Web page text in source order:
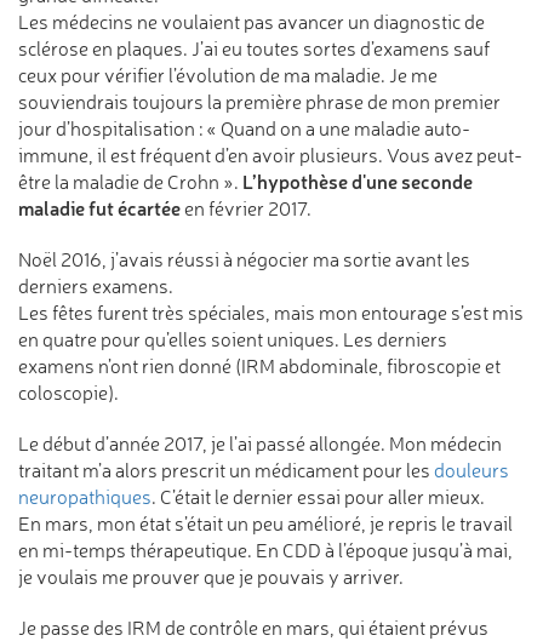
Les médecins ne voulaient pas avancer un diagnostic de
sclérose en plaques. J’ai eu toutes sortes d’examens sauf
ceux pour vérifier l’évolution de ma maladie. Je me
souviendrais toujours la première phrase de mon premier
jour d’hospitalisation : « Quand on a une maladie auto-
immune, il est fréquent d’en avoir plusieurs. Vous avez peut-
être la maladie de Crohn ». L’hypothèse d'une seconde
maladie fut écartéeen février 2017.
Noël 2016, j’avais réussi à négocier ma sortie avant les
derniers examens.
Les fêtes furent très spéciales, mais mon entourage s’est mis
en quatre pour qu’elles soient uniques. Les derniers
examens n’ont rien donné (IRM abdominale, fibroscopie et
coloscopie).
Le début d’année 2017, je l’ai passé allongée. Mon médecin
traitant m’a alors prescrit un médicament pour les douleurs
neuropathiques. C’était le dernier essai pour aller mieux.
En mars, mon état s’était un peu amélioré, je repris le travail
en mi-temps thérapeutique. En CDD à l’époque jusqu’à mai,
je voulais me prouver que je pouvais y arriver.
Je passe des IRM de contrôle en mars, qui étaient prévus